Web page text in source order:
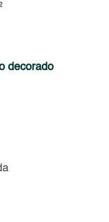
decorado